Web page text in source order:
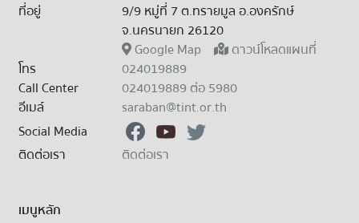
ที่อยู่
9/9 หมู่ที่ 7 ต.ทรายมูล อ.องครักษ์
จ.นครนายก 26120
Google Map
ดาวน์โหลดแผนที่
โทร
024019889
Call Center
024019889 ต่อ 5980
อีเมล์
saraban@tint.or.th
Social Media
ติดต่อเรา
ติดต่อเรา
เมนูหลัก